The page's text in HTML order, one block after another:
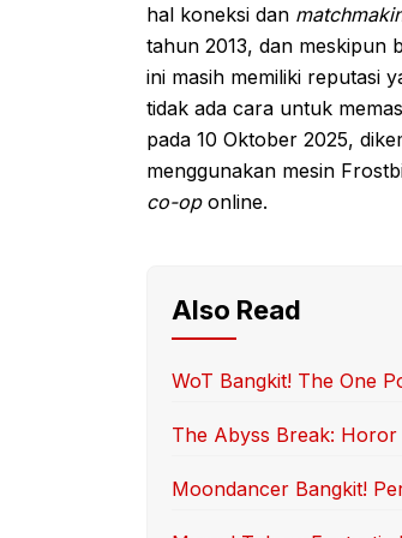
hal koneksi dan
tahun 2013, dan meskipun
ini masih memiliki reputasi
tidak ada cara untuk
pada 10 Oktober 2025,
menggunakan mesin
co-oponline.
Also Read
WoT Bangkit! The One
The Abyss Break: Horor
Moondancer Bangkit!